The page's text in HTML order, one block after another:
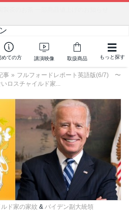
めての方 講演映像 取扱商品 もっと探す
事 » フルフォードレポート英語版(6/7) 〜
ロスチャイルド家...
ド家の家紋 & バイデン副大統領